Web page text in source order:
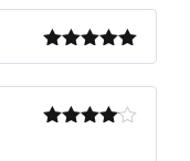
Note5sur